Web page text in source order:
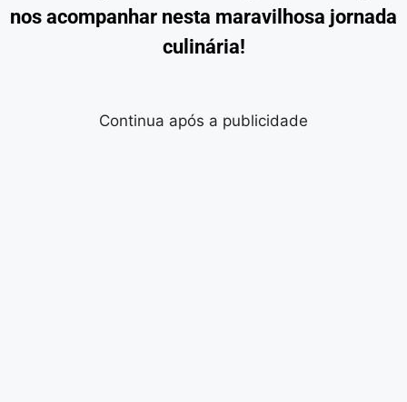
nos acompanhar nesta maravilhosa jornada
culinária!
Continua após a publicidade